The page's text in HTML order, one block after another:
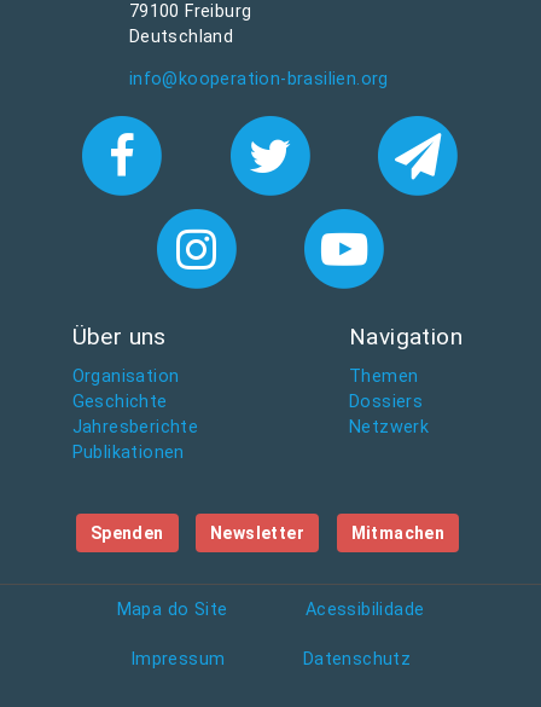
79100 Freiburg
Deutschland
info@kooperation-brasilien.org
Über uns
Organisation
Geschichte
Jahresberichte
Publikationen
Navigation
Themen
Dossiers
Netzwerk
Spenden Newsletter Mitmachen
Mapa do Site Acessibilidade
Impressum Datenschutz